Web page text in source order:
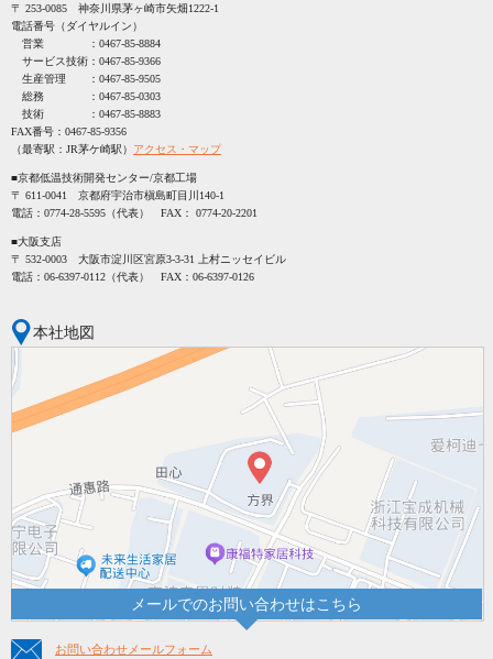
〒 253-0085 神奈川県茅ヶ崎市矢畑1222-1
電話番号（ダイヤルイン）
営業 ： 0467-85-8884
サービス技術： 0467-85-9366
生産管理 ： 0467-85-9505
総務 ： 0467-85-0303
技術 ： 0467-85-8883
FAX番号： 0467-85-9356
（最寄駅：JR茅ケ崎駅） アクセス・マップ
■京都低温技術開発センター/京都工場
〒 611-0041 京都府宇治市槇島町目川140-1
電話： 0774-28-5595 （代表） FAX： 0774-20-2201
■大阪支店
〒 532-0003 大阪市淀川区宮原3-3-31 上村ニッセイビル
電話： 06-6397-0112 （代表） FAX： 06-6397-0126
本社地図
メールでのお問い合わせはこちら
お問い合わせメールフォーム